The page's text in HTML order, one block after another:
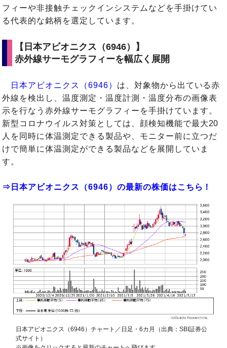
フィーや非接触チェックインシステムなどを手掛けてい
る代表的な銘柄を選定しています。
【日本アビオニクス（6946）】
赤外線サーモグラフィーを幅広く展開
日本アビオニクス（6946） は、対象物から出ている赤
外線を検出し、温度測定・温度計測・温度分布の画像表
示を行なう赤外線サーモグラフィーを手掛けています。
新型コロナウイルス対策としては、顔検知機能で最大20
人を同時に体温測定できる製品や、モニター前に立つだ
けで簡単に体温測定ができる製品などを展開していま
す。
⇒日本アビオニクス（6946）の最新の株価はこちら！
日本アビオニクス（6946）チャート／日足・6カ月（出典：SBI証券公
式サイト）